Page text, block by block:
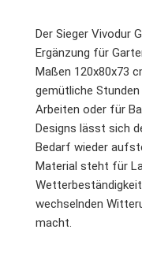
Der Sieger Vivodur
Ergänzung für
Maßen 120x80x73
gemütliche
Arbeiten oder für
Designs lässt sich
Bedarf wieder
Material steht für
wechselnden
macht.